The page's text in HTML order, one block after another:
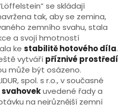
se skládají
tak, aby se zemina,
zemního svahu, stala
a svojí hmotností
kestabilitě hotového díla.
vytváří příznivé prostředí
může být osázeno.
spol. s r.o., v současné
uvedené řady a
na nejrůznější zemní